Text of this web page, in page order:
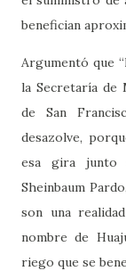
benefician
Argumentó que
la Secretaría de
de San
desazolve,
esa gira junto
Sheinbaum
son una
nombre de
riego que se